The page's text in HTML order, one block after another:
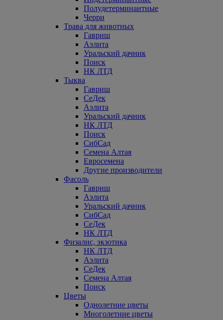
Полудетерминантные
Черри
Трава для животных
Гавриш
Аэлита
Уральский дачник
Поиск
НК ЛТД
Тыква
Гавриш
СеДек
Аэлита
Уральский дачник
НК ЛТД
Поиск
СибСад
Семена Алтая
Евросемена
Другие производители
Фасоль
Гавриш
Аэлита
Уральский дачник
СибСад
СеДек
НК ЛТД
Физалис, экзотика
НК ЛТД
Аэлита
СеДек
Семена Алтая
Поиск
Цветы
Однолетние цветы
Многолетние цветы